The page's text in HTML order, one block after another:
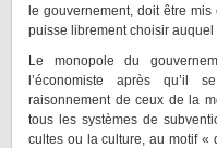
le gouvernement, doit être
puisse librement choisir
Le monopole du
l’économiste après qu’il
raisonnement de ceux de la
tous les systèmes de
cultes ou la culture, au motif «